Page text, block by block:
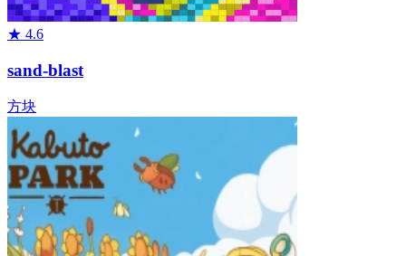
★ 4.6
sand-blast
方块